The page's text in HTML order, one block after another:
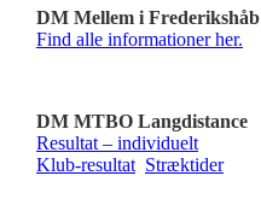
DM Mellem i Frederikshåb
Find alle informationer her.
DM MTBO Langdistance
Resultat – individuelt
Klub-resultat Stræktider